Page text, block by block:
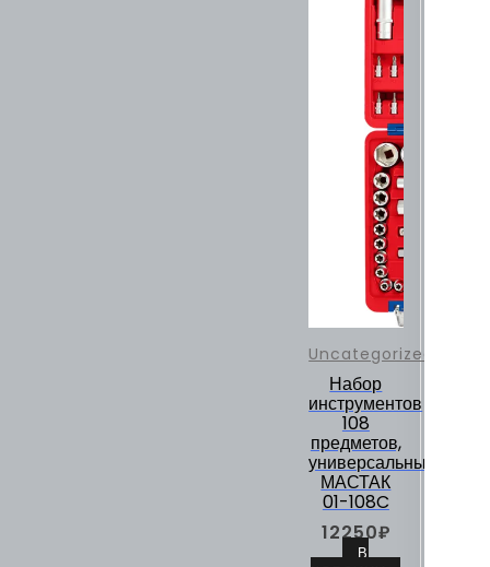
Uncategorized
Набор
инструментов
108
предметов,
универсальный
МАСТАК
01-108C
12250₽
В